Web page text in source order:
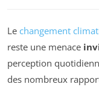
Le changement
reste une menace
perception
des nombreux